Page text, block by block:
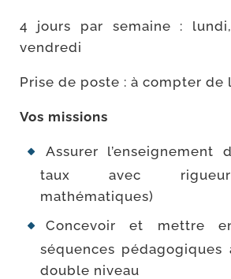
4 jours par semaine :
vendredi
Prise de poste : à comp­ter de
Vos mis­sions
Assurer l’enseignement
taux avec rigueur
mathématiques)
Concevoir et mettre
séquences péda­go­giques
double niveau